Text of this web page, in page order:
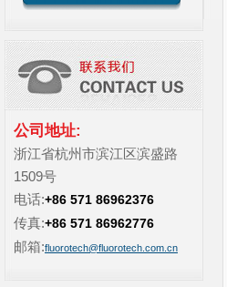
公司地址:
浙江省杭州市滨江区滨盛路
1509号
电话:+86 571 86962376
传真:+86 571 86962776
邮箱:fluorotech@fluorotech.com.cn